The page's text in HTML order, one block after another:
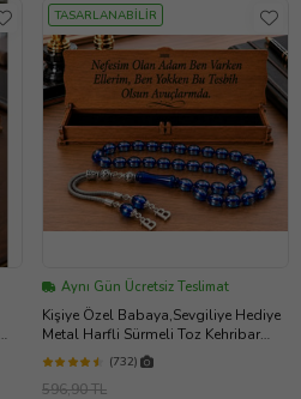
TASARLANABİLİR
Aynı Gün Ücretsiz Teslimat
Kişiye Özel Babaya,Sevgiliye Hediye
Metal Harfli Sürmeli Toz Kehribar
Tesbih [ 5 Renk ] (Mavi)
(732)
596,90 TL